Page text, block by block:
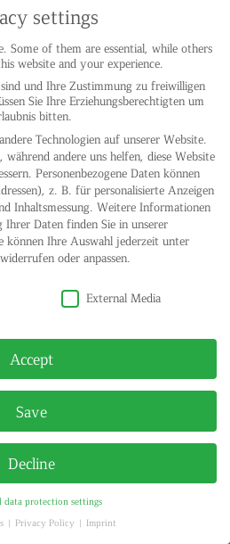
PRIVACY POLICY
| ALL RIGHTS RESERVED
settings
Some of them are essential, while others
website and your experience.
und Ihre Zustimmung zu freiwilligen
Sie Ihre Erziehungsberechtigten um
bitten.
Technologien auf unserer Website.
während andere uns helfen, diese Website
Personenbezogene Daten können
z. B. für personalisierte Anzeigen
Inhaltsmessung. Weitere Informationen
Ihrer Daten finden Sie in unserer
können Ihre Auswahl jederzeit unter
widerrufen oder anpassen.
External Media
Accept
Save
Decline
data protection settings
Privacy Policy Imprint